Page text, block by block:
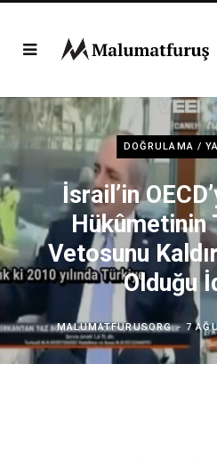
DOĞRULAMA /
İsrail’in
Hükûmetinin
Vetosunu
Olduğu
MALUMATFURUSORG 7